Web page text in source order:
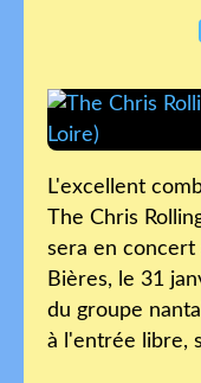
L'excellent
The Chris
sera en concert
Bières, le 31
du groupe
à l'entrée libre,